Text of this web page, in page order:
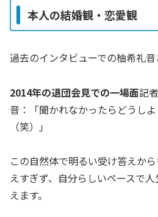
本人の結婚観・恋愛観
過去のインタビューでの柚希礼音
2014年の退団会見での一場面記
音：「聞かれなかったらどうし
（笑）」
この自然体で明るい受け答えか
えすぎず、自分らしいペースで
えます。